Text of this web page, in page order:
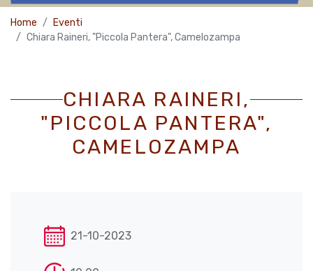
Home
Eventi
Chiara Raineri, "Piccola Pantera", Camelozampa
CHIARA RAINERI,
"PICCOLA PANTERA",
CAMELOZAMPA
21-10-2023